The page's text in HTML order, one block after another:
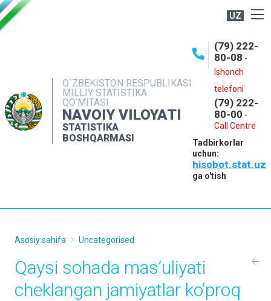
UZ
O`ZBEKISTON RESPUBLIKASI
MILLIY STATISTIKA
QO‘MITASI
NAVOIY VILOYATI
STATISTIKA
BOSHQARMASI
(79) 222-
80-08 -
Ishonch
telefoni
(79) 222-
80-00 -
Call Centre
Tadbirkorlar
uchun:
hisobot.stat.uz
ga o'tish
OCHIQ MA'LUMOTLAR
INTERAKTIV XIZMATLAR
MUROJAATLAR
Asosiy sahifa Uncategorised
Qaysi sohada mas’uliyati
cheklangan jamiyatlar ko‘proq